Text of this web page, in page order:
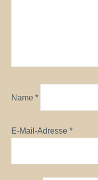
Name*
E-Mail-Adresse*